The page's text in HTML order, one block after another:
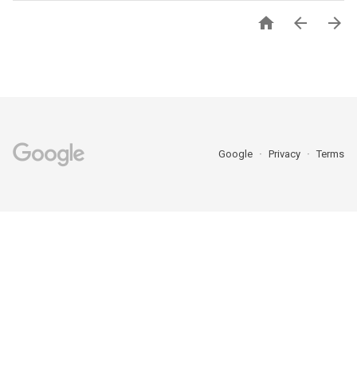
  
Google Privacy Terms